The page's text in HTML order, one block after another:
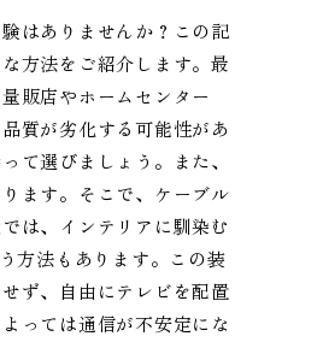
はありませんか？この記
方法をご紹介します。最
販店やホームセンター
質が劣化する可能性があ
て選びましょう。また、
ます。そこで、ケーブル
は、インテリアに馴染む
方法もあります。この装
ず、自由にテレビを配置
っては通信が不安定にな